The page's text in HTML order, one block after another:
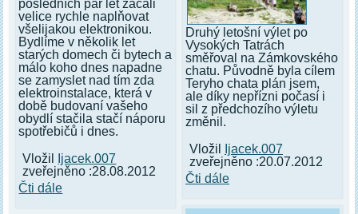
posledních pár let začali
velice rychle naplňovat
všelijakou elektronikou.
Bydlíme v několik let
starých domech či bytech a
málo koho dnes napadne
se zamyslet nad tím zda
elektroinstalace, která v
době budovaní vašeho
obydlí stačila stačí náporu
spotřebičů i dnes.
Vložil
Ijacek.007
zveřejněno :28.08.2012
Čti dále
Druhý letošní výlet po
Vysokých Tatrách
směřoval na Zámkovského
chatu. Původně byla cílem
Teryho chata plán jsem,
ale díky nepřízni počasí i
sil z předchozího výletu
změnil.
Vložil
Ijacek.007
zveřejněno :20.07.2012
Čti dále